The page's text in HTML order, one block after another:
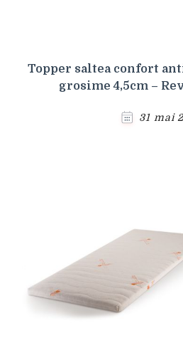
Topper saltea confort
grosime 4,5cm –
31 mai